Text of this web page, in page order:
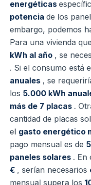
energéticas
potencia de los
embargo, podemos
Para una vivienda
kWh al año , se
. Si el consumo está
anuales , se
los 5.000 kWh
más de 7 placas .
cantidad de placas
el gasto energético
pago mensual es de
paneles solares . En
€ , serían necesarios
mensual supera los